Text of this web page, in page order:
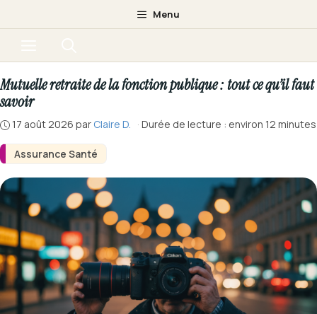
au
Menu
Assurance Santé
Mutuelle retraite de la fonction publique : tout ce qu’il faut
savoir
17 août 2026 par Claire D. · Durée de lecture : environ 12 minutes